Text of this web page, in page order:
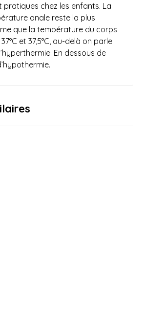
pratiques chez les enfants. La
anale reste la plus
que la température du corps
et 37,5°C, au-delà on parle
En dessous de